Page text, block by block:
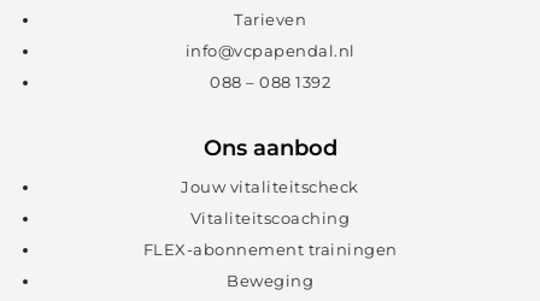
Tarieven
info@vcpapendal.nl
088 – 088 1392
Ons aanbod
Jouw vitaliteitscheck
Vitaliteitscoaching
FLEX-abonnement trainingen
Beweging